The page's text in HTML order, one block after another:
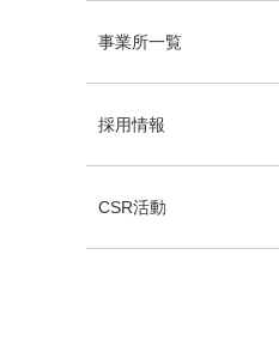
事業所一覧
採用情報
CSR活動